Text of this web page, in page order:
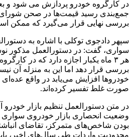
در کارگروه خودرو پردازش می شود و
جمع‌بندی رسید قیمت‌ها در صحن شورای
بررسی نهایی قرار می‌گیرد که ممکن
سپهر دادجوی توکلی با اشاره به
سواری، گفت: در دستورالعمل مذکور
هر ۳ ماه یکبار اجازه دارد که در
خودروها افزایش می‌یابد در واقع
صورت غلط تفسیر کرده‌اند.
در متن دستورالعمل تنظیم بازار خودرو
وضعیت انحصاری بازار خودروی سواری
بودن شاخص‌های متمرکز، تقاضای
محدودیت واردات طی سال‌های اخیر،